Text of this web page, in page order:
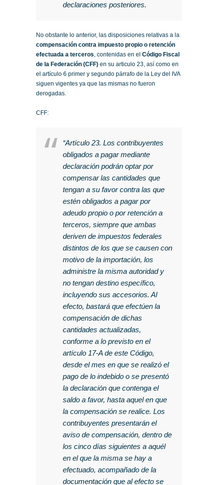
declaraciones posteriores.
No obstante lo anterior, las disposiciones relativas a la
compensación contra impuesto propio o retención
efectuada a terceros, contenidas en el Código Fiscal
de la Federación (CFF) en su articulo 23, así como en
el artículo 6 primer y segundo párrafo de la Ley del IVA
siguen vigentes ya que las mismas no fueron
derogadas.
CFF:
“Artículo 23. Los contribuyentes
obligados a pagar mediante
declaración podrán optar por
compensar las cantidades que
tengan a su favor contra las que
estén obligados a pagar por
adeudo propio o por retención a
terceros, siempre que ambas
deriven de impuestos federales
distintos de los que se causen con
motivo de la importación, los
administre la misma autoridad y
no tengan destino específico,
incluyendo sus accesorios. Al
efecto, bastará que efectúen la
compensación de dichas
cantidades actualizadas,
conforme a lo previsto en el
artículo 17-A de este Código,
desde el mes en que se realizó el
pago de lo indebido o se presentó
la declaración que contenga el
saldo a favor, hasta aquel en que
la compensación se realice. Los
contribuyentes presentarán el
aviso de compensación, dentro de
los cinco días siguientes a aquél
en el que la misma se hay a
efectuado, acompañado de la
documentación que al efecto se